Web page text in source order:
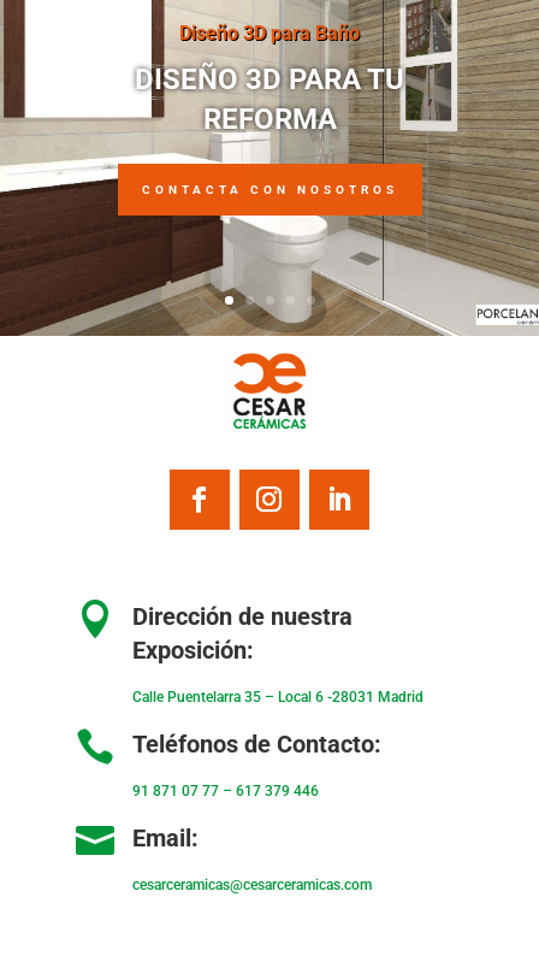
Porcelánico ALPHA
HEXAGONAL 25x29cm
Porcelánico AOKI
23x120cm
Porcelánico
ARABESCATO
Porcelánico ARENDAL